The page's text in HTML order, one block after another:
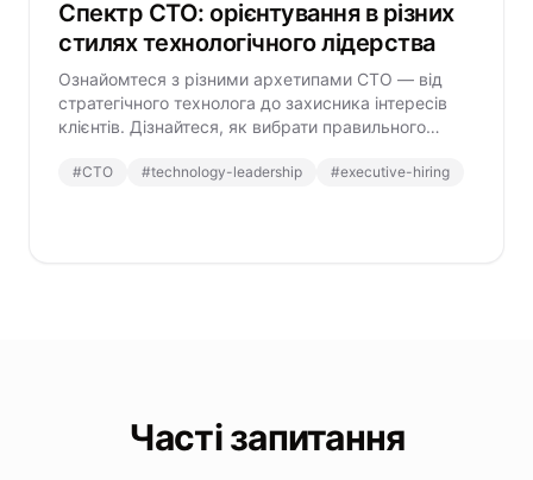
Спектр CTO: орієнтування в різних
стилях технологічного лідерства
Ознайомтеся з різними архетипами CTO — від
стратегічного технолога до захисника інтересів
клієнтів. Дізнайтеся, як вибрати правильного
організації.
#CTO #technology-leadership #executive-hiring
Часті запитання